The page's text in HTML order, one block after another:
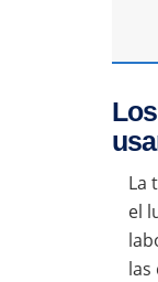
La
el
las